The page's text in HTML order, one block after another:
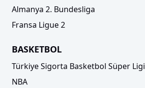
Almanya 2. Bundesliga
Fransa Ligue 2
BASKETBOL
Türkiye Sigorta Basketbol Süper Ligi
NBA